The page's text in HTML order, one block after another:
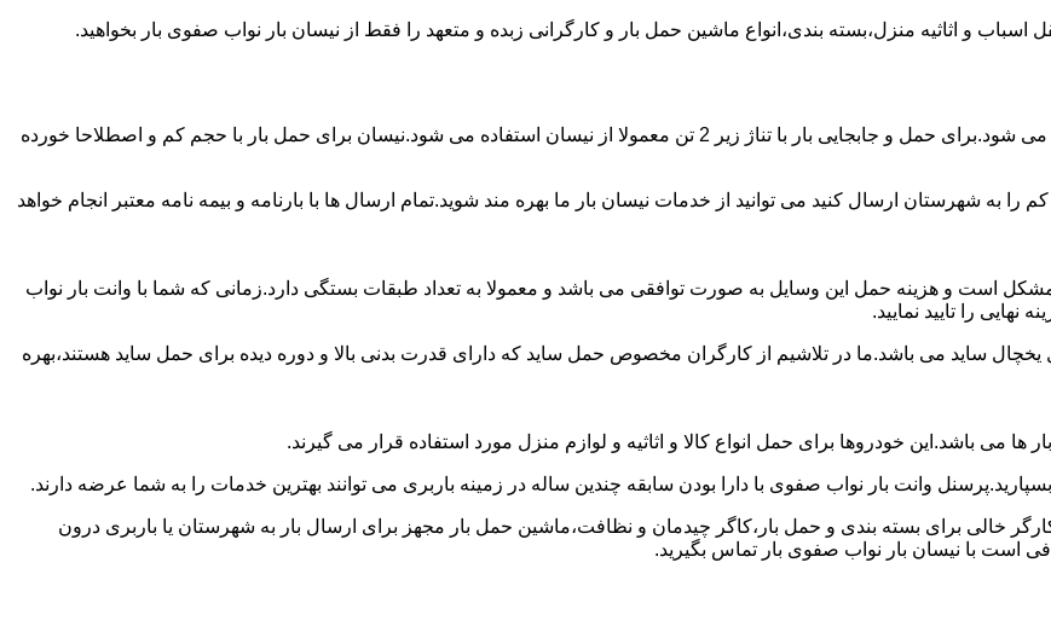
و اثاثیه منزل،بسته بندی،انواع ماشین حمل بار و کارگرانی زبده و متعهد را فقط از نیسان بار نواب صفوی بار بخواهید.
حمل و جابجایی بار با نیسان در نیسان بار نواب صفوی بار همه روزه انجام می شود.برای حمل و جابجایی بار با تناژ زیر 2 تن معمولا از نیسان استفاده می شود.نیسان برای حمل بار با حجم کم و اصطلاحا خورده
به شهرستان ارسال کنید می توانید از خدمات نیسان بار ما بهره مند شوید.تمام ارسال ها با بارنامه و بیمه نامه معتبر انجام خواهد
مشکل است و هزینه حمل این وسایل به صورت توافقی می باشد و معمولا به تعداد طبقات بستگی دارد.زمانی که شما با وانت بار نواب
را تایید نمایید.
ساید می باشد.ما در تلاشیم از کارگران مخصوص حمل ساید که دارای قدرت بدنی بالا و دوره دیده برای حمل ساید هستند،بهره
می باشد.این خودروها برای حمل انواع کالا و اثاثیه و لوازم منزل مورد استفاده قرار می گیرند.
وانت بار نواب صفوی با دارا بودن سابقه چندین ساله در زمینه باربری می توانند بهترین خدمات را به شما عرضه دارند.
خالی برای بسته بندی و حمل بار،کاگر چیدمان و نظافت،ماشین حمل بار مجهز برای ارسال بار به شهرستان یا باربری درون
است با نیسان بار نواب صفوی بار تماس بگیرید.